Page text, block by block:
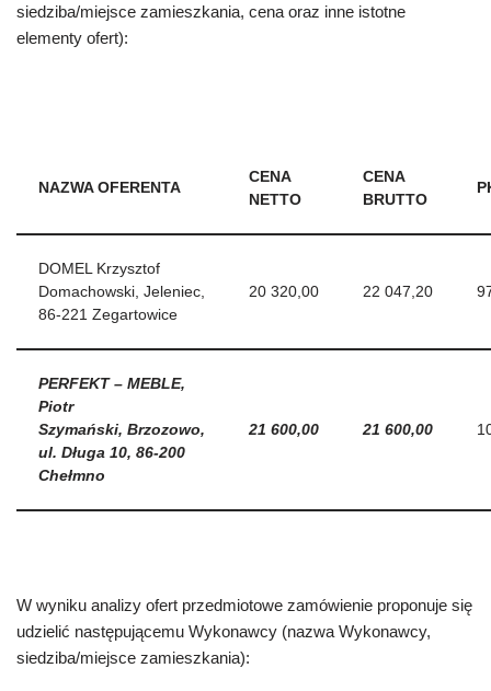
siedziba/miejsce zamieszkania, cena oraz inne istotne
elementy ofert):
NAZWA OFERENTA
CENA
NETTO
CENA
BRUTTO
DOMEL Krzysztof
Domachowski, Jeleniec,
86-221 Zegartowice
20 320,00 22 047,20
PERFEKT – MEBLE,
Piotr
Szymański, Brzozowo,
ul. Długa 10, 86-200
Chełmno
21 600,00 21 600,00
W wyniku analizy ofert przedmiotowe zamówienie proponuje się
udzielić następującemu Wykonawcy (nazwa Wykonawcy,
siedziba/miejsce zamieszkania):